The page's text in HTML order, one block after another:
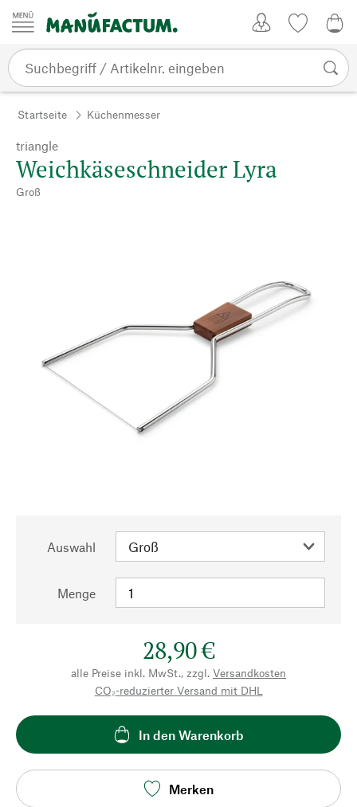
Zum Inhalt springen
Startseite Küchenmesser
triangle
Weichkäseschneider Lyra
Groß
Auswahl
Menge
28,90 €
alle Preise inkl. MwSt., zzgl. Versandkosten
CO₂-reduzierter Versand mit DHL
In den Warenkorb
Merken